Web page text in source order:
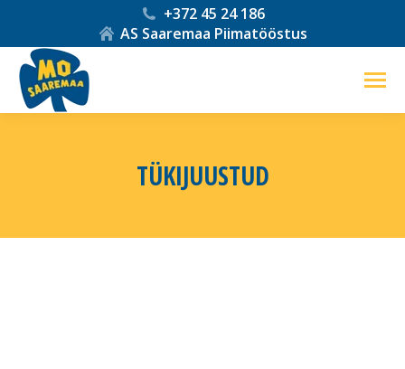
+372 45 24 186
AS Saaremaa Piimatööstus
TÜKIJUUSTUD